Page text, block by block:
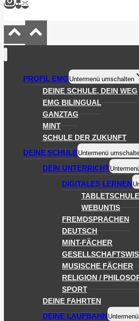
PROFIL EMG Untermenü umschalten
DEINE SCHULE, DEIN WEG
EMG BILINGUAL
GANZTAG
MINT
SCHULE DER ZUKUNFT
DEINE SCHULEUntermenü
DEIN UNTERRICHT
DIGITALES LERNEN
WEBUNTIS
FREMDSPRACHEN
DEUTSCH
MINT-FÄCHER
MUSISCHE FÄCHER
RELIGION /
SPORT
DEINE FAHRTEN
DEINE LAUFBAHN